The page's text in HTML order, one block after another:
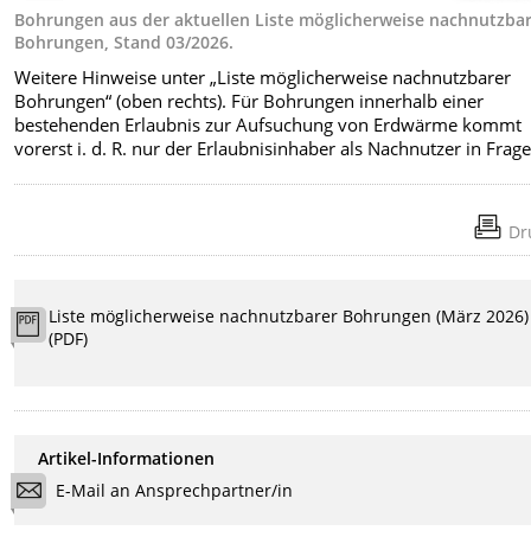
Bohrungen aus der aktuellen Liste möglicherweise
Bohrungen, Stand 03/2026.
Weitere Hinweise unter „Liste möglicherweise nachnutzbarer
Bohrungen“ (oben rechts). Für Bohrungen innerhalb einer
bestehenden Erlaubnis zur Aufsuchung von Erdwärme kommt
vorerst i. d. R. nur der Erlaubnisinhaber als Nachnutzer in
Liste möglicherweise nachnutzbarer Bohrungen (März 2026)
(PDF)
Artikel-Informationen
E-Mail an Ansprechpartner/in